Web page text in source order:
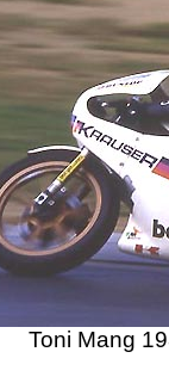
Toni Mang